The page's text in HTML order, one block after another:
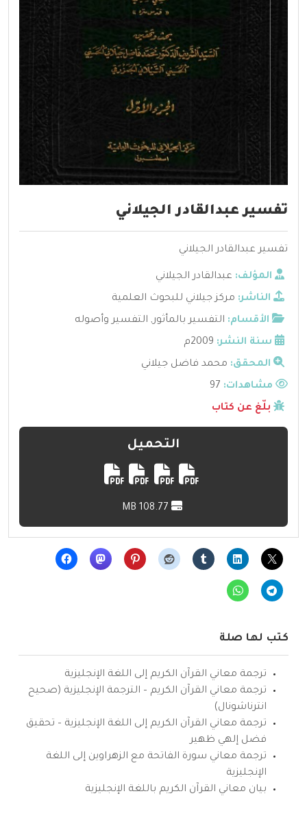
تفسير عبدالقادر الجيلاني
تفسير عبدالقادر الجيلاني
المؤلف: عبدالقادر الجيلاني
الناشر: مركز جيلاني للبحوث العلمية
الأقسام: التفسير بالمأثور, التفسير وأصوله
سنة النشر: 2009م
المحقق: محمد فاضل جيلاني
مشاهدات:
بلّغ عن كتاب
التحميل
كتب لها صلة
ترجمة معاني القرآن الكريم إلى اللغة الإنجليزية
ترجمة معاني القرآن الكريم – الترجمة الإنجليزية (صحيح
انترناشونال)
ترجمة معاني القرآن الكريم إلى اللغة الإنجليزية – تحقيق
فضل إلهي ظهير
ترجمة معاني سورة الفاتحة مع الزهراوين إلى اللغة
الإنجليزية
بيان معاني القرآن الكريم باللغة الإنجليزية